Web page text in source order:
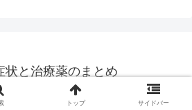
状と治療薬のまとめ
の症状と治療薬のまとめ.
トップ サイドバー